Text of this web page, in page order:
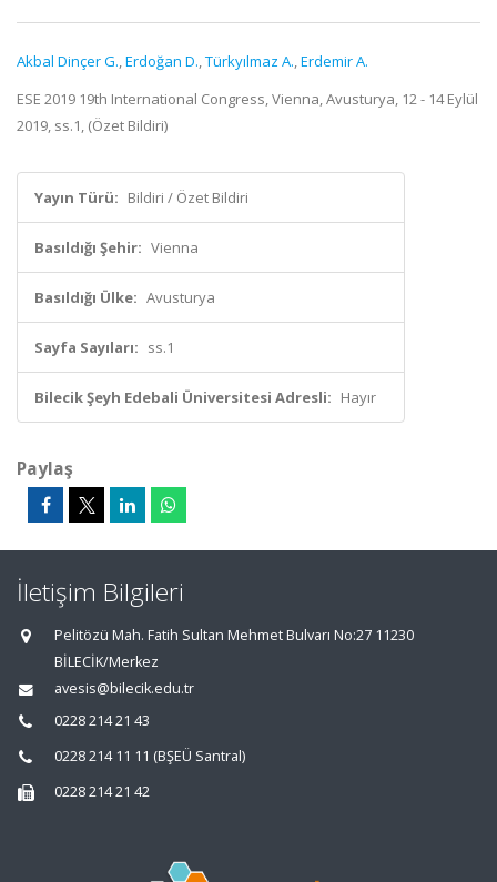
Akbal Dinçer G.,Erdoğan D.,Türkyılmaz A.,Erdemir A.
ESE 2019 19th International Congress, Vienna, Avusturya, 12 - 14 Eylül
2019, ss.1, (Özet Bildiri)
Yayın Türü: Bildiri / Özet Bildiri
Basıldığı Şehir: Vienna
Basıldığı Ülke: Avusturya
Sayfa Sayıları: ss.1
Bilecik Şeyh Edebali Üniversitesi Adresli: Hayır
Paylaş
İletişim Bilgileri
Pelitözü Mah. Fatih Sultan Mehmet Bulvarı No:27 11230
BİLECİK/Merkez
avesis@bilecik.edu.tr
0228 214 21 43
0228 214 11 11 (BŞEÜ Santral)
0228 214 21 42